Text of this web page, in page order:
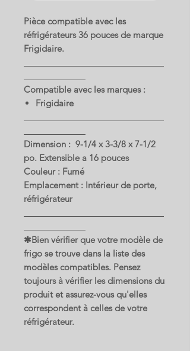
Pièce compatible avec les
réfrigérateurs 36 pouces de marque
Frigidaire.
Compatible avec les marques :
Frigidaire
Dimension : 9-1/4 x 3-3/8 x 7-1/2
po. Extensible a 16 pouces
Couleur : Fumé
Emplacement : Intérieur de porte,
réfrigérateur
✱Bien vérifier que votre modèle de
frigo se trouve dans la liste des
modèles compatibles. Pensez
toujours à vérifier les dimensions du
produit et assurez-vous qu'elles
correspondent à celles de votre
réfrigérateur.